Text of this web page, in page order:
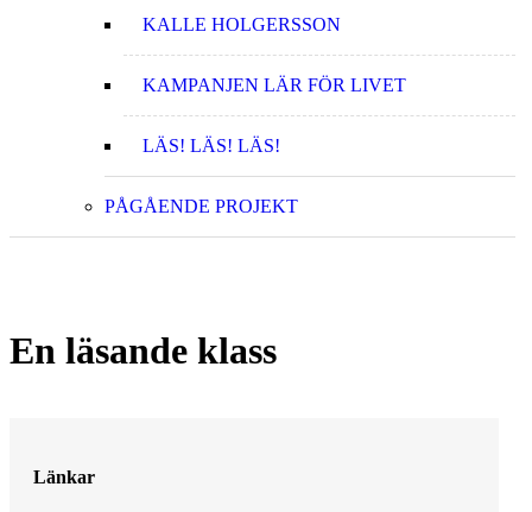
En läsande klass
Länkar
KALLE HOLGERSSON
KAMPANJEN LÄR FÖR LIVET
LÄS! LÄS! LÄS!
PÅGÅENDE PROJEKT